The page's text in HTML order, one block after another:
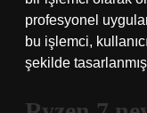
profesyonel
bu işlemci,
şekilde